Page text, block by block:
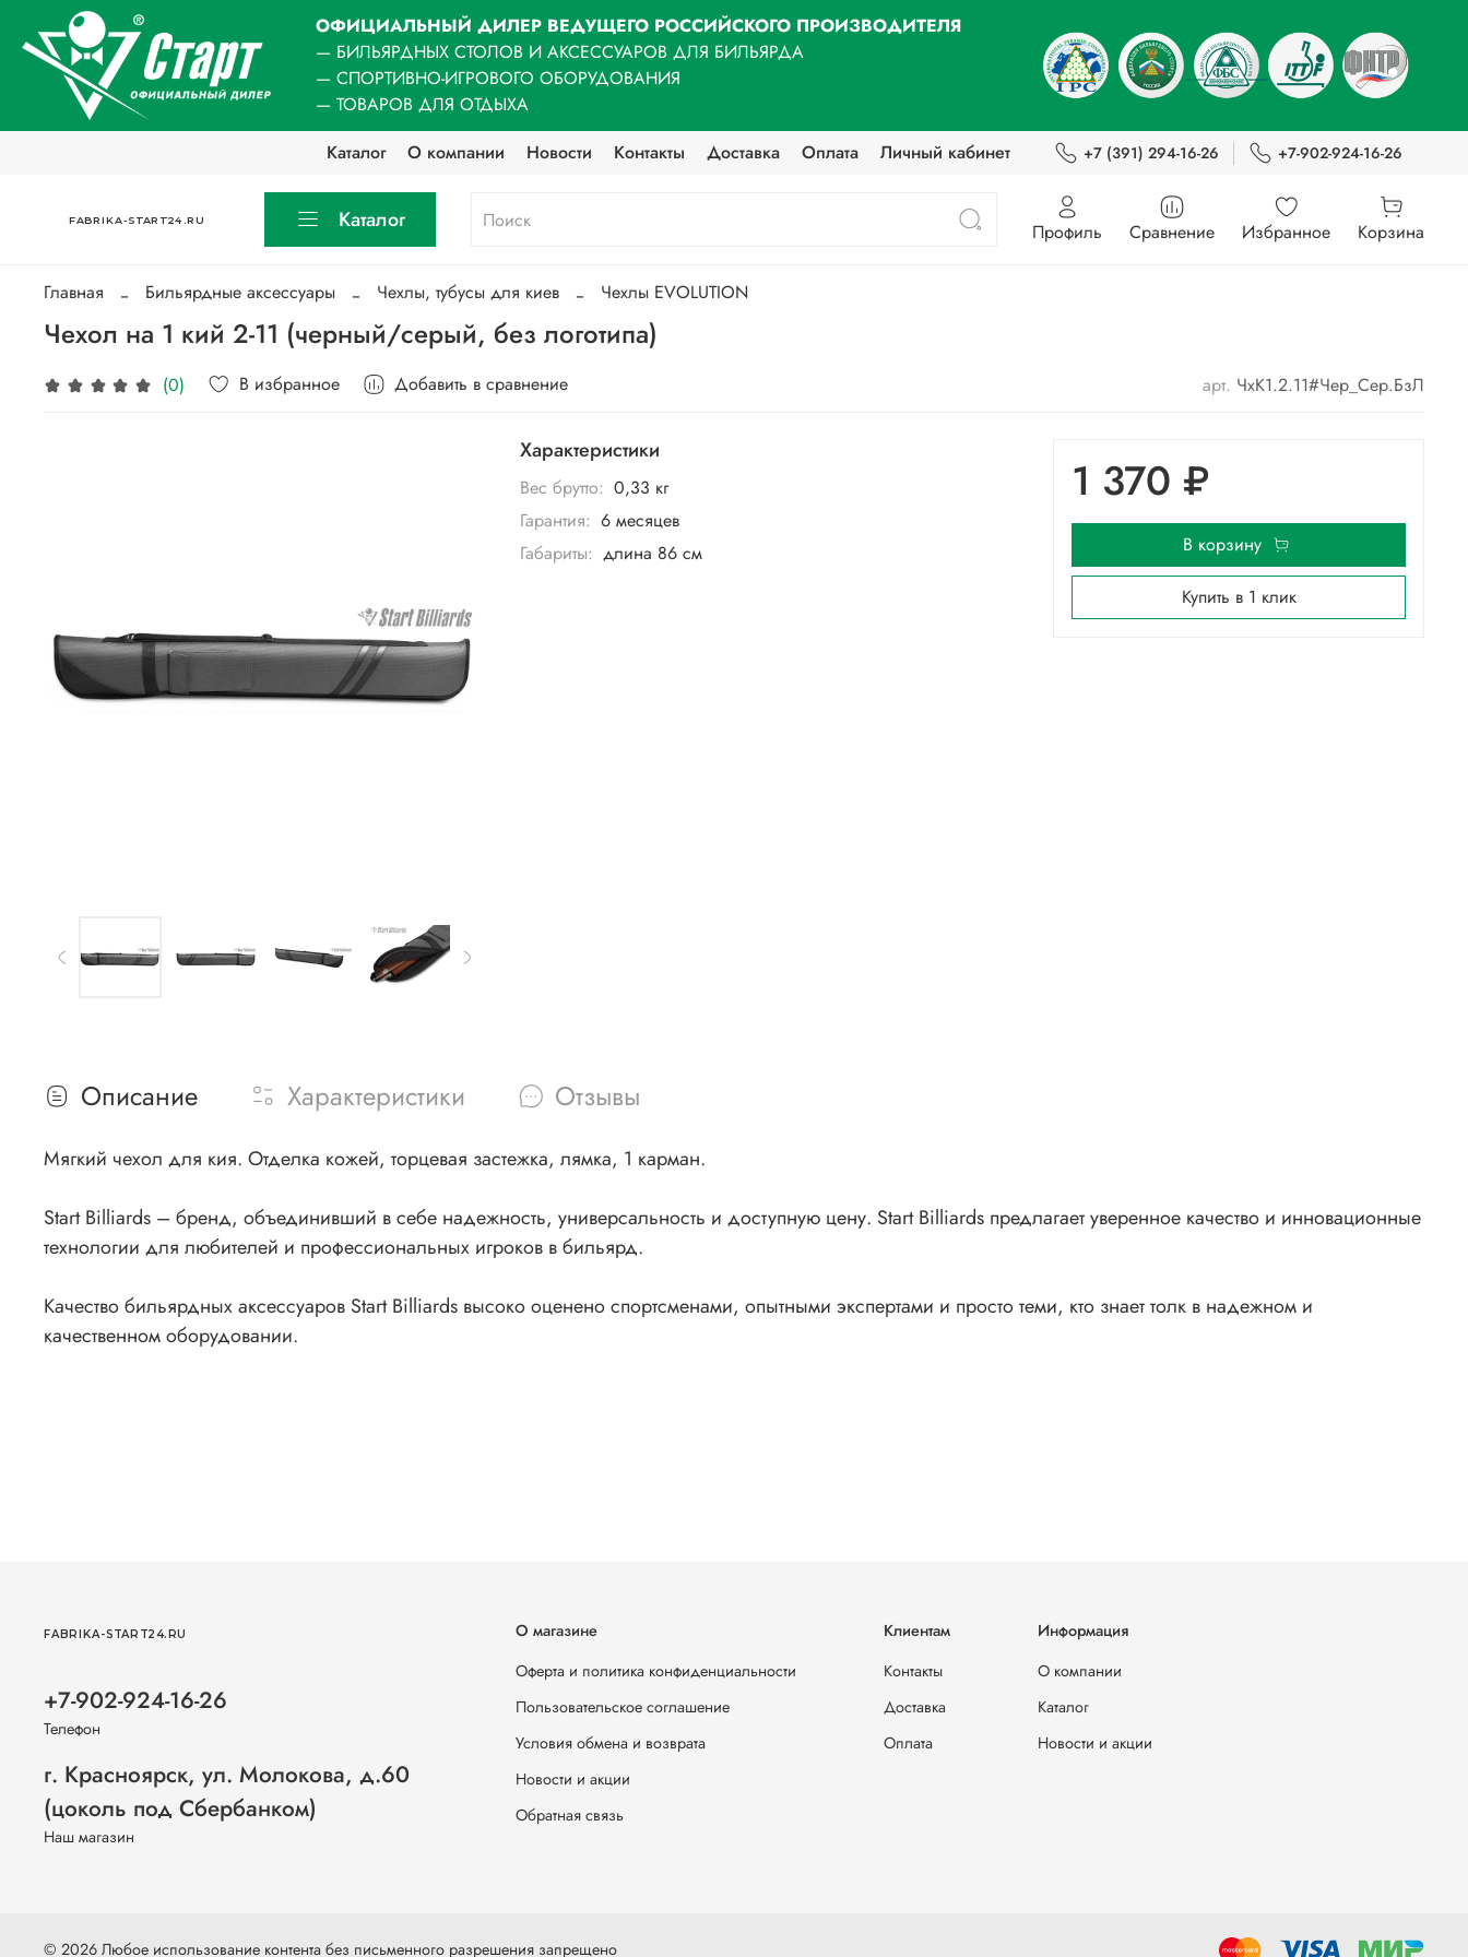
ОФИЦИАЛЬНЫЙ ДИЛЕР ВЕДУЩЕГО РОССИЙСКОГО ПРОИЗВОДИТЕЛЯ
— БИЛЬЯРДНЫХ СТОЛОВ И АКСЕССУАРОВ ДЛЯ БИЛЬЯРДА
— СПОРТИВНО-ИГРОВОГО ОБОРУДОВАНИЯ
— ТОВАРОВ ДЛЯ ОТДЫХА
Каталог
О компании Новости Контакты Доставка Оплата Личный кабинет +7 (391) 294-16-26 +7-902-924-16-26
FABRIKA-START24.RU Каталог Профиль Сравнение Избранное Корзина
Главная Бильярдные аксессуары Чехлы, тубусы для киев Чехлы EVOLUTION
Чехол на 1 кий 2-11 (черный/серый, без логотипа)
(0) В избранное Добавить в сравнение арт. ЧхК1.2.11#Чер_Сер.БзЛ
Характеристики
Вес брутто: 0,33 кг
Гарантия: 6 месяцев
Габариты: длина 86 см
1 370 ₽
В корзину
Купить в 1 клик
Описание Характеристики Отзывы
Мягкий чехол для кия. Отделка кожей, торцевая застежка, лямка, 1 карман.
Start Billiards – бренд, объединивший в себе надежность, универсальность и доступную цену. Start Billiards предлагает уверенное качество и инновационные
технологии для любителей и профессиональных игроков в бильярд.
Качество бильярдных аксессуаров Start Billiards высоко оценено спортсменами, опытными экспертами и просто теми, кто знает толк в надежном и
качественном оборудовании.
О магазине
Оферта и политика конфиденциальности
Пользовательское соглашение
Условия обмена и возврата
Новости и акции
Обратная связь
Клиентам
Контакты
Доставка
Оплата
Информация
О компании
Каталог
Новости и акции
FABRIKA-START24.RU
+7-902-924-16-26
Телефон
г. Красноярск, ул. Молокова, д.60
(цоколь под Сбербанком)
Наш магазин
© 2026 Любое использование контента без письменного разрешения запрещено